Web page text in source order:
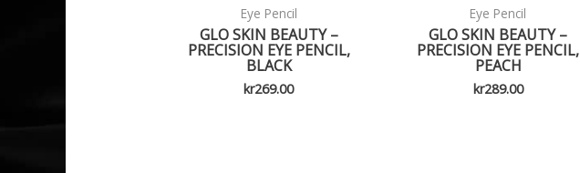
Eye Pencil
GLO SKIN BEAUTY –
PRECISION EYE PENCIL,
BLACK
kr269.00
Eye Pencil
GLO SKIN BEAUTY –
PRECISION EYE PENCIL,
PEACH
kr289.00